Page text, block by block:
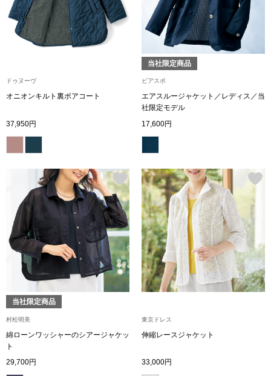
ン雑貨
Miss Kyouko／ミスキョウコ
ランド
シューズ
スリップオン
サンダル
その他
財布／小物
財布／コイン
ドゥヌーヴ
オニオンキルト裏ボアコート
37,950円
当社限定商品
ビアスポ
エアスルージャケット／レディス／当
社限定モデル
17,600円
当社限定商品
村松明美
綿ローンワッシャーのシアージャケッ
ト
29,700円
東京ドレス
伸縮レースジャケット
33,000円